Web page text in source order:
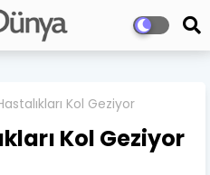
Kol Geziyor
Kol Geziyor